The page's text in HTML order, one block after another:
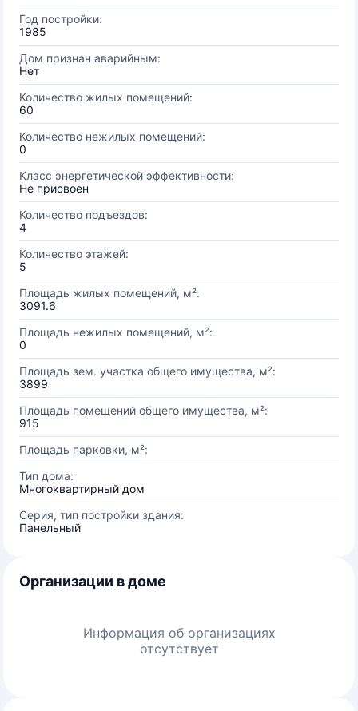
Год постройки:
1985
Дом признан аварийным:
Нет
Количество жилых помещений:
60
Количество нежилых помещений:
0
Класс энергетической эффективности:
Не присвоен
Количество подъездов:
4
Количество этажей:
5
Площадь жилых помещений, м²:
3091.6
Площадь нежилых помещений, м²:
0
Площадь зем. участка общего имущества, м²:
3899
Площадь помещений общего имущества, м²:
915
Площадь парковки, м²:
Тип дома:
Многоквартирный дом
Серия, тип постройки здания:
Панельный
Организации в доме
Информация об организациях
отсутствует